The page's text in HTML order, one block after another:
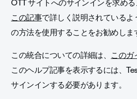
OTT サイトへのサインインを求める
この記事で詳しく説明されている
の方法を使用することをお勧めしま
この統合についての詳細は、このガ
このヘルプ記事を表示するには、
サインインする必要があります。